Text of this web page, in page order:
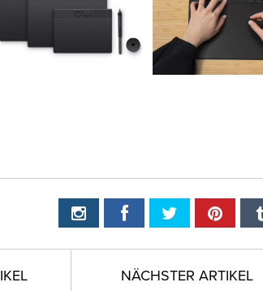
NÄCHSTER ARTIKEL